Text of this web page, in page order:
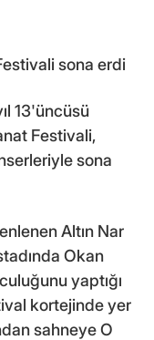
sona erdi
13'üncüsü
Festivali,
sona
Altın Nar
Okan
yaptığı
kortejinde yer
sahneye O